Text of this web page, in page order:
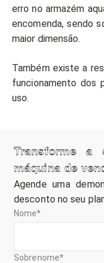
erro no armazém
encomenda, sendo
maior dimensão.
Também existe a
funcionamento dos
uso.
Transforme
máquina de
Agende uma
desconto no seu
Nome*
Sobrenome*